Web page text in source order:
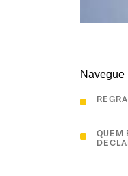
Navegue
QUEM